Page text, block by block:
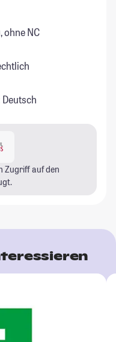
NC
Zugriff auf den